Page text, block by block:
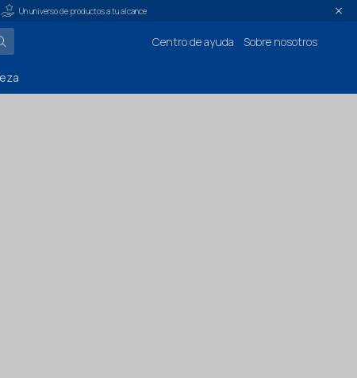
Un universo de productos a tu alcance
Centro de ayuda Sobre nosotros